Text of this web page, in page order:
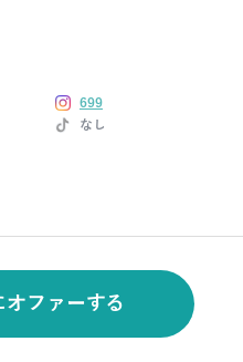
699
なし
オファーする